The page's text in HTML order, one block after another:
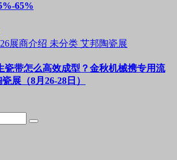
65%
展商介绍 未分类 艾邦陶瓷展
瓷带怎么高效成型？金秋机械携专用流
展（8月26-28日）